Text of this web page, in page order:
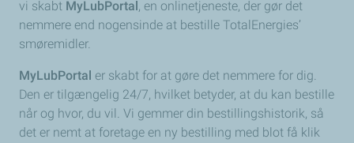
vi skabt MyLubPortal, en onlinetjeneste, der gør det
nemmere end nogensinde at bestille TotalEnergies’
smøremidler.
MyLubPortal er skabt for at gøre det nemmere for dig.
Den er tilgængelig 24/7, hvilket betyder, at du kan bestille
når og hvor, du vil. Vi gemmer din bestillingshistorik, så
det er nemt at foretage en ny bestilling med blot få klik